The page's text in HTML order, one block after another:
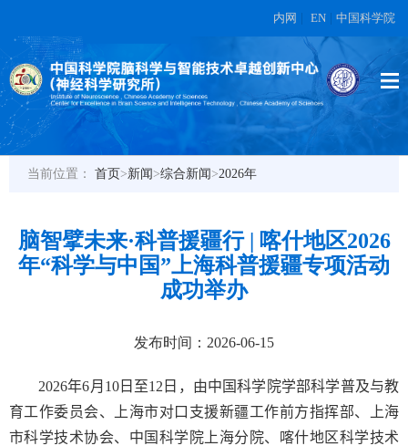
内网 EN 中国科学院
当前位置： 首页>新闻>综合新闻>2026年
脑智擘未来·科普援疆行 | 喀什地区2026
年“科学与中国”上海科普援疆专项活动
成功举办
发布时间：2026-06-15
2026年6月 10日至12 日，由中国科学院学部科学普及与教
育工作委员会、上海市对口支援新疆工作前方指挥部、上海
市科学技术协会、中国科学院上海分院、喀什地区科学技术